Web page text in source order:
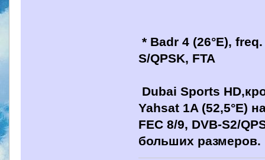
* Badr 4 (26°E),
S/QPSK, FTA
Dubai Sports
Yahsat 1A (52,5°E)
FEC 8/9, DVB-S2/
больших размеров.